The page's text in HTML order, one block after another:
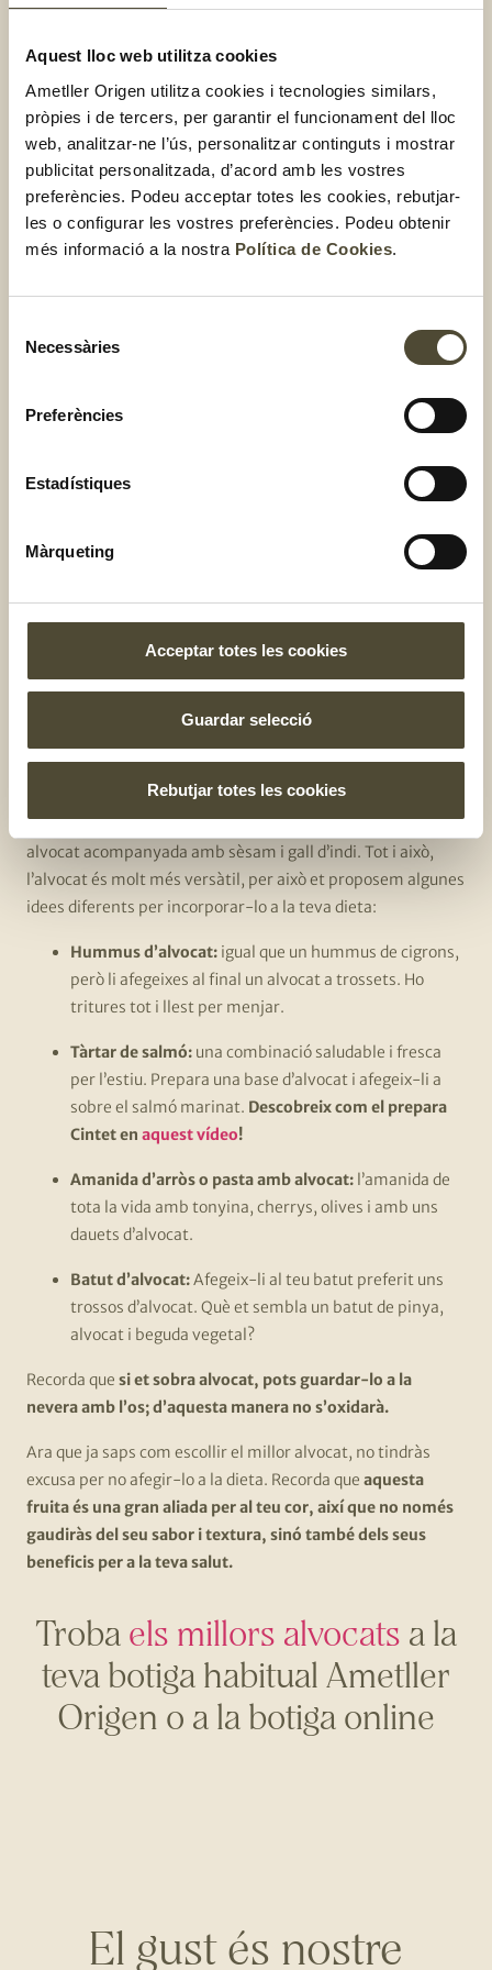
Aquest lloc web utilitza cookies
Ametller Origen utilitza cookies i tecnologies similars,
pròpies i de tercers, per garantir el funcionament del lloc
web, analitzar-ne l’ús, personalitzar continguts i mostrar
publicitat personalitzada, d’acord amb les vostres
preferències. Podeu acceptar totes les cookies, rebutjar-
les o configurar les vostres preferències. Podeu obtenir
més informació a la nostra Política de Cookies.
Necessàries
Preferències
Estadístiques
Màrqueting
Acceptar totes les cookies
Guardar selecció
Rebutjar totes les cookies
Ja pots gaudir del teu alvocat.
Beneficis d’aquesta fruita
A més de deliciós, l’alvocat és un aliment molt saludable.
teva salut cardiovascular ja que protegeixen el cor i les
l’alvocat també és una gran font de vitamines:
la vitamina E, un potent antioxidant, vitamines del grup B,
essencials per al bon funcionament de sistema nerviós i el
a antioxidant. També, destaca pel seu
alt contingut en
, mineral essencial per al sistema nerviós i els
diàriament, una ració raonable equival a mig
Receptes amb alvocat: més
enllà del guacamole
Sovint, quan pensem en receptes que incloguin alvocat,
únicament se’ns ocorre el guacamole o una torrada amb
alvocat acompanyada amb sèsam i gall d’indi. Tot i això,
l’alvocat és molt més versàtil, per això et proposem algunes
idees diferents per incorporar-lo a la teva dieta:
Hummus d’alvocat: igual que un hummus de cigrons,
però li afegeixes al final un alvocat a trossets. Ho
tritures tot i llest per menjar.
Tàrtar de salmó: una combinació saludable i fresca
per l’estiu. Prepara una base d’alvocat i afegeix-li a
sobre el salmó marinat. Descobreix com el prepara
Cintet en aquest vídeo!
Amanida d’arròs o pasta amb alvocat: l’amanida de
tota la vida amb tonyina, cherrys, olives i amb uns
dauets d’alvocat.
Batut d’alvocat:Afegeix-li al teu batut preferit uns
trossos d’alvocat. Què et sembla un batut de pinya,
alvocat i beguda vegetal?
Recorda que si et sobra alvocat, pots guardar-lo a la
nevera amb l’os; d’aquesta manera no s’oxidarà.
Ara que ja saps com escollir el millor alvocat, no tindràs
excusa per no afegir-lo a la dieta. Recorda que aquesta
fruita és una gran aliada per al teu cor, així que no només
gaudiràs del seu sabor i textura, sinó també dels seus
beneficis per a la teva salut.
Troba els millors alvocats a la
teva botiga habitual Ametller
Origen o a la botiga online
El gust és nostre